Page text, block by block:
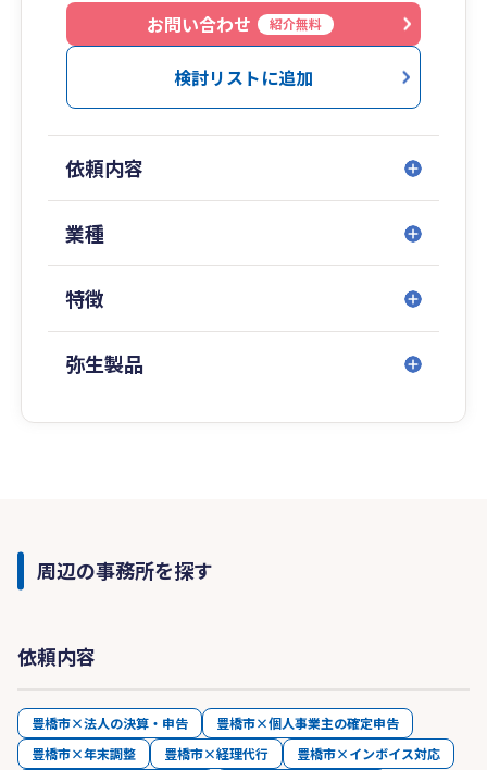
お問い合わせ
紹介無料
検討リストに追加
依頼内容
業種
特徴
弥生製品
周辺の事務所を探す
依頼内容
豊橋市×法人の決算・申告
豊橋市×個人事業主の確定申告
豊橋市×年末調整
豊橋市×経理代行
豊橋市×インボイス対応